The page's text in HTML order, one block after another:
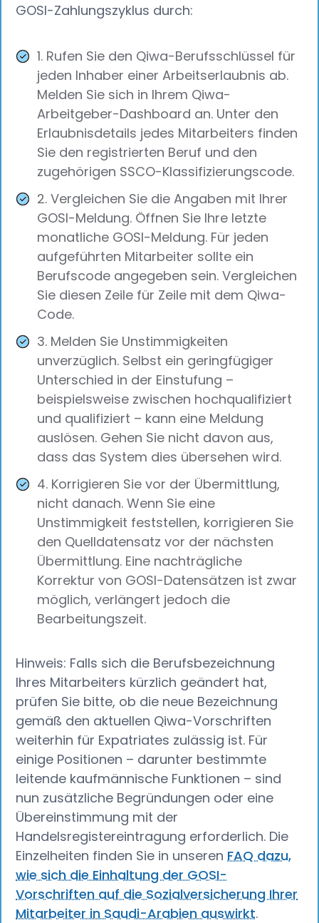
GOSI-Zahlungszyklus durch:
1. Rufen Sie den Qiwa-Berufsschlüssel für
jeden Inhaber einer Arbeitserlaubnis ab.
Melden Sie sich in Ihrem Qiwa-
Arbeitgeber-Dashboard an. Unter den
Erlaubnisdetails jedes Mitarbeiters finden
Sie den registrierten Beruf und den
zugehörigen SSCO-Klassifizierungscode.
2. Vergleichen Sie die Angaben mit Ihrer
GOSI-Meldung. Öffnen Sie Ihre letzte
monatliche GOSI-Meldung. Für jeden
aufgeführten Mitarbeiter sollte ein
Berufscode angegeben sein. Vergleichen
Sie diesen Zeile für Zeile mit dem Qiwa-
Code.
3. Melden Sie Unstimmigkeiten
unverzüglich. Selbst ein geringfügiger
Unterschied in der Einstufung –
beispielsweise zwischen hochqualifiziert
und qualifiziert – kann eine Meldung
auslösen. Gehen Sie nicht davon aus,
dass das System dies übersehen wird.
4. Korrigieren Sie vor der Übermittlung,
nicht danach. Wenn Sie eine
Unstimmigkeit feststellen, korrigieren Sie
den Quelldatensatz vor der nächsten
Übermittlung. Eine nachträgliche
Korrektur von GOSI-Datensätzen ist zwar
möglich, verlängert jedoch die
Bearbeitungszeit.
Hinweis: Falls sich die Berufsbezeichnung
Ihres Mitarbeiters kürzlich geändert hat,
prüfen Sie bitte, ob die neue Bezeichnung
gemäß den aktuellen Qiwa-Vorschriften
weiterhin für Expatriates zulässig ist. Für
einige Positionen – darunter bestimmte
leitende kaufmännische Funktionen – sind
nun zusätzliche Begründungen oder eine
Übereinstimmung mit der
Handelsregistereintragung erforderlich. Die
Einzelheiten finden Sie in unseren FAQ dazu,
wie sich die Einhaltung der GOSI-
Vorschriften auf die Sozialversicherung Ihrer
Mitarbeiter in Saudi-Arabien auswirkt.